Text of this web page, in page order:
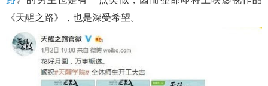
《天醒之路》，也是深受希望。